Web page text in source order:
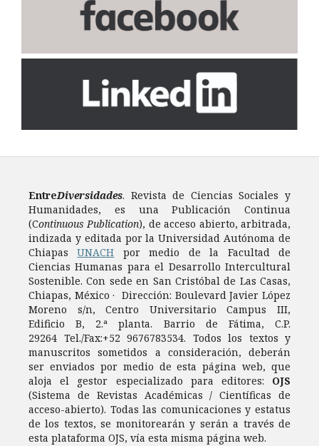
EntreDiversidades. Revista de Ciencias Sociales y
Humanidades, es una Publicación Continua
(Continuous Publication), de acceso abierto, arbitrada,
indizada y editada por la Universidad Autónoma de
ChiapasUNACH por medio de la Facultad de
Ciencias Humanas para el Desarrollo Intercultural
Sostenible. Con sede en San Cristóbal de Las Casas,
Chiapas, México · Dirección: Boulevard Javier López
Moreno s/n, Centro Universitario Campus III,
Edificio B, 2.ª planta. Barrio de Fátima, C.P.
29264 Tel./Fax:+52 9676783534. Todos los textos y
manuscritos sometidos a consideración, deberán
ser enviados por medio de esta página web, que
aloja el gestor especializado para editores: OJS
(Sistema de Revistas Académicas / Científicas de
acceso-abierto). Todas las comunicaciones y estatus
de los textos, se monitorearán y serán a través de
esta plataforma OJS, vía esta misma página web.